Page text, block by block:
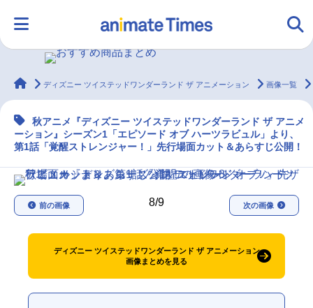
HOME ランキング アニメ 声優
ラジオ みんなの声 グッズ 映画
マンガ・ラノベ コスプレ
配信・Vtuber トレンド 無料マンガ
最新記事一覧
animateTimes
ディズニー ツイステッドワンダーランド ザ アニメーション 画像一覧
秋アニメ『ディズニー ツイステッドワンダーランド ザ アニメ
ーション』シーズン1「エピソード オブ ハーツラビュル」より、
第1話「覚醒ストレンジャー！」先行場面カット＆あらすじ公開！
8/9
前の画像 次の画像
ディズニー ツイステッドワンダーランド ザ アニメーション
画像まとめを見る